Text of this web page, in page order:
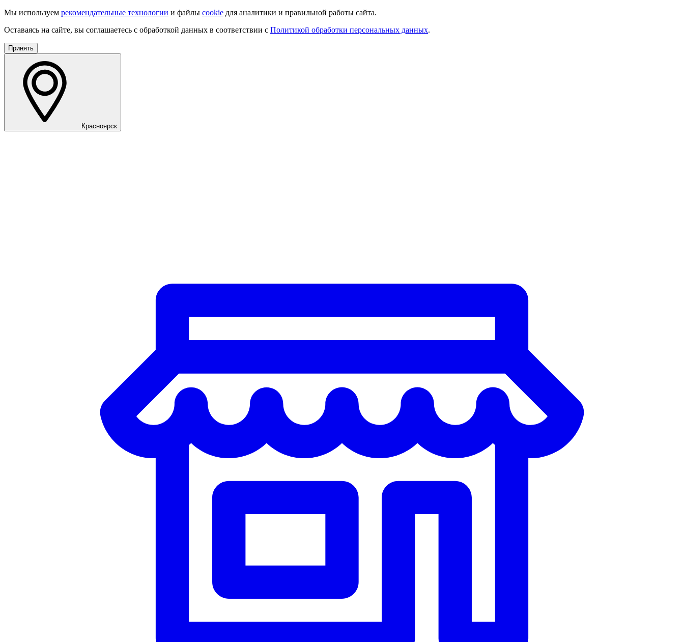
Мы используем рекомендательные технологии и файлы cookie для аналитики и правильной работы сайта.
Оставаясь на сайте, вы соглашаетесь с обработкой данных в соответствии с Политикой обработки персональных данных.
Принять
Красноярск